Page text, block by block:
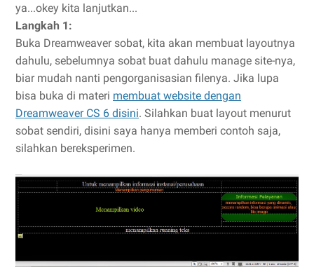
ya...okey kita lanjutkan...
Langkah 1:
Buka Dreamweaver sobat, kita akan membuat layoutnya
dahulu, sebelumnya sobat buat dahulu manage site-nya,
biar mudah nanti pengorganisasian filenya. Jika lupa
bisa buka di materi membuat website dengan
Dreamweaver CS 6 disini. Silahkan buat layout menurut
sobat sendiri, disini saya hanya memberi contoh saja,
silahkan bereksperimen.